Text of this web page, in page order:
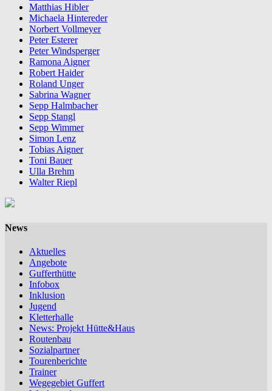
Matthias Hibler
Michaela Hintereder
Norbert Vollmeyer
Peter Esterer
Peter Windsperger
Ramona Aigner
Robert Haider
Roland Unger
Sabrina Wagner
Sepp Halmbacher
Sepp Stangl
Sepp Wimmer
Simon Lenz
Tobias Aigner
Toni Bauer
Ulla Brehm
Walter Riepl
News
Aktuelles
Angebote
Gufferthütte
Infobox
Inklusion
Jugend
Kletterhalle
News: Projekt Hütte&Haus
Routenbau
Sozialpartner
Tourenberichte
Trainer
Wegegebiet Guffert